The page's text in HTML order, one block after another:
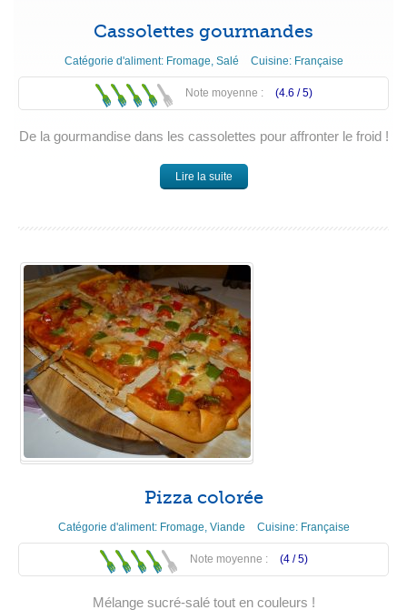
Cassolettes gourmandes
Catégorie d'aliment: Fromage Salé Cuisine: Française
Note moyenne : (4.6 /5)
De la gourmandise dans les cassolettes pour affronter le froid !
Lire la suite
Pizza colorée
Catégorie d'aliment: Fromage Viande Cuisine: Française
Note moyenne : (4 /5)
Mélange sucré-salé tout en couleurs !